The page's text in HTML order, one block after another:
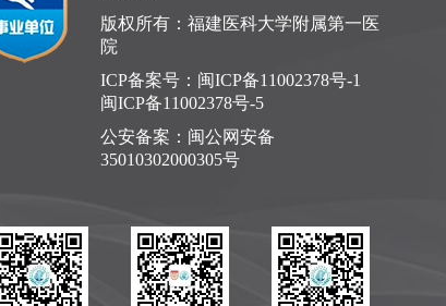
版权所有：福建医科大学附属第一医
院
ICP备案号： 闽ICP备11002378号-1
闽ICP备11002378号-5
公安备案： 闽公网安备
35010302000305号